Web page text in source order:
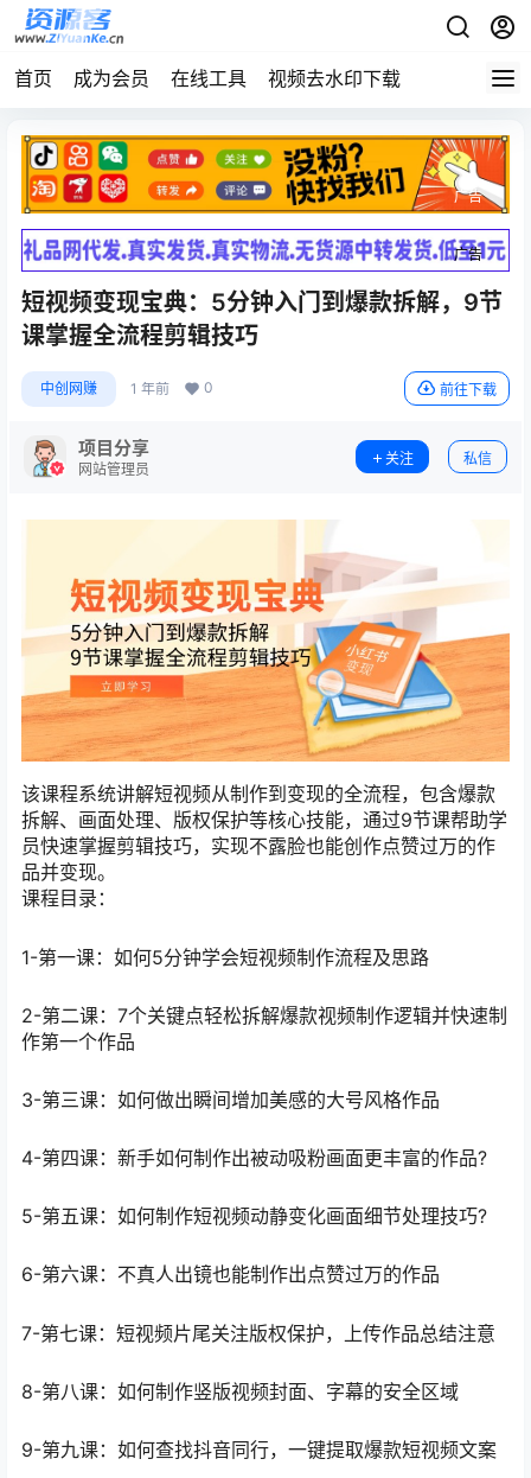
首页 成为会员 在线工具 视频去水印下载
广告
广告
短视频变现宝典：5分钟入门到爆款拆解，9节
课掌握全流程剪辑技巧
中创网赚 1 年前 0 前往下载
项目分享
网站管理员
关注 私信
该课程系统讲解短视频从制作到变现的全流程，包含爆款
拆解、画面处理、版权保护等核心技能，通过9节课帮助学
员快速掌握剪辑技巧，实现不露脸也能创作点赞过万的作
品并变现。
课程目录：
1-第一课：如何5分钟学会短视频制作流程及思路
2-第二课：7个关键点轻松拆解爆款视频制作逻辑并快速制
作第一个作品
3-第三课：如何做出瞬间增加美感的大号风格作品
4-第四课：新手如何制作出被动吸粉画面更丰富的作品?
5-第五课：如何制作短视频动静变化画面细节处理技巧?
6-第六课：不真人出镜也能制作出点赞过万的作品
7-第七课：短视频片尾关注版权保护，上传作品总结注意
8-第八课：如何制作竖版视频封面、字幕的安全区域
9-第九课：如何查找抖音同行，一键提取爆款短视频文案